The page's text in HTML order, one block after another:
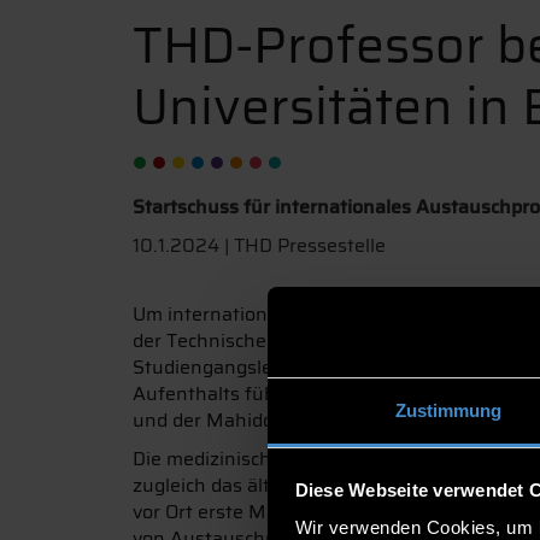
Zustimmung
Diese Webseite verwendet
Wir verwenden Cookies,
THD-Professor
Universitäten in
Startschuss für internationales
10.1.2024 | THD Pressestelle
Um internationale Austauschprogramme für
der Technischen Hochschule Deggendorf
Studiengangsleiter Physician Assistant, nach
Aufenthalts führte er unter anderem
und der Mahidol University.
Die medizinische Fakultät am Siriraj-
zugleich das älteste und größte
vor Ort erste Maßnahmen für einen